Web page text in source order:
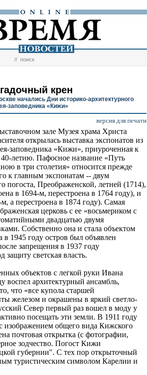
//поиск
крен
начались Дни историко-архитектурного
заповедника «Кижи»
версия для печати
зале Музея храма Христа
открылась выставка экспонатов из
заповедника «Кижи», приуроченная к
40-летию. Пафосное название «Путь
в три столетия» относится прежде
к главным экспонатам -- двум
погоста, Преображенской, летней (1714),
в 1694-м, перестроена в 1764 году), и
а перестроена в 1874 году). Самая
церковь с ее «восьмериком с
двадцатью двумя
Собственно она и стала объектом
в 1945 году остров был объявлен
запрещения в 1937 году
защиту светская власть.
объектов с легкой руки Ивана
воспел архитектурный ансамбль,
что «все купола старшей
железом и окрашены в яркий светло-
Север первый раз вошел в моду у
посещать эти земли. В 1911 году
изображением общего вида Кижского
почтовая открытка (с фотографии,
зодчество. Погост Кижи
губернии". С тех пор открыточный
туристическим символом Карелии и